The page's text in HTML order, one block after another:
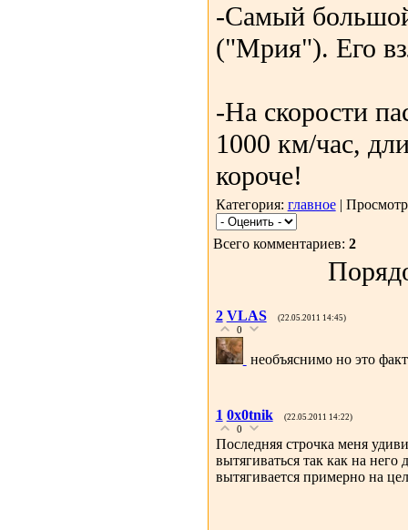
-Самый
("Мрия"). Его
-На скорости
1000 км/час,
короче!
Категория: главное|
Всего комментариев: 2
2 VLAS (22.05.2011 14:45)
0
необъяснимо но это
1 0x0tnik (22.05.2011 14:22)
0
Последняя строчка меня
вытягиваться так как на него
вытягивается примерно на